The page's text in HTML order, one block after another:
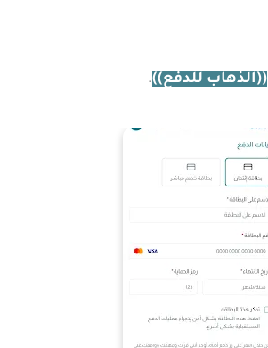
((الذهاب للدفع)).